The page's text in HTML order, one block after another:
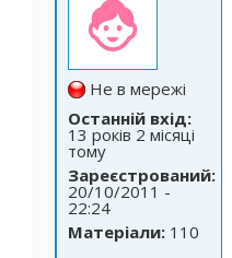
Не в мережі
Останній вхід:
13 років 2 місяці
тому
Зареєстрований:
20/10/2011 -
22:24
Матеріали: 110